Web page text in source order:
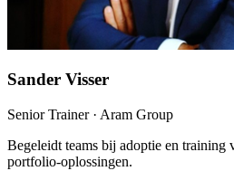
Sander Visser
Senior Trainer· Aram Group
Begeleidt teams bij adoptie en training
portfolio-oplossingen.